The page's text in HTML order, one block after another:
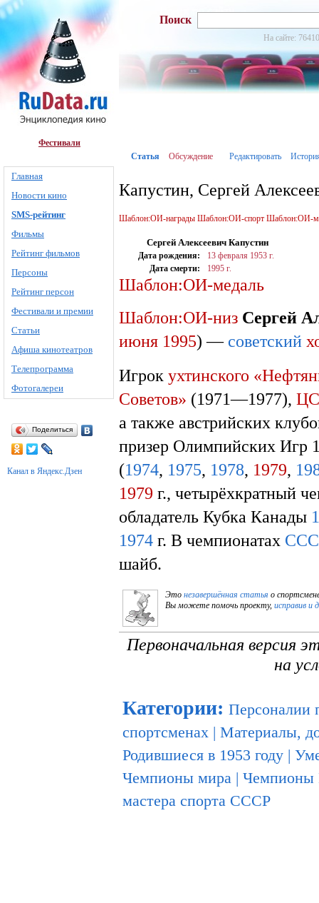
Фестивали
Главная
Новости кино
SMS-рейтинг
Фильмы
Рейтинг фильмов
Персоны
Рейтинг персон
Фестивали и премии
Статьи
Афиша кинотеатров
Телепрограмма
Фотогалереи
Поделиться
Канал в Яндекс.Дзен
Поиск
На сайте:
Статья Обсуждение Редактировать
Капустин, Сергей
Шаблон:ОИ-награды Шаблон:ОИ-спорт Шаблон:ОИ-
Сергей Алексеевич Капустин
Дата рождения: 13 февраля 1953 г.
Дата смерти:
1995 г.
Шаблон:ОИ-медаль
Шаблон:ОИ-низ Сергей
июня 1995) — советский
Игрок ухтинского
Советов» (1971—1977),
а также австрийских
призер Олимпийских Игр
(1974, 1975, 1978, 1979,
1979 г., четырёхкратный
обладатель Кубка Канады
1974 г. В чемпионатах
шайб.
Это незавершённая статья о
Вы можете помочь проекту, исправив и
Первоначальная версия
на
Категории: Персоналии
спортсменах | Материалы,
Родившиеся в 1953 году |
Чемпионы мира | Чемпионы
мастера спорта СССР